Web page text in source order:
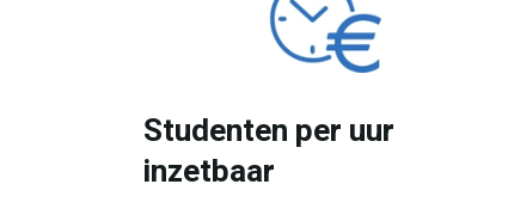
Studenten per uur
inzetbaar